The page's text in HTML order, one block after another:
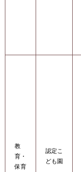
教
育・
保育
認定こ
ども園